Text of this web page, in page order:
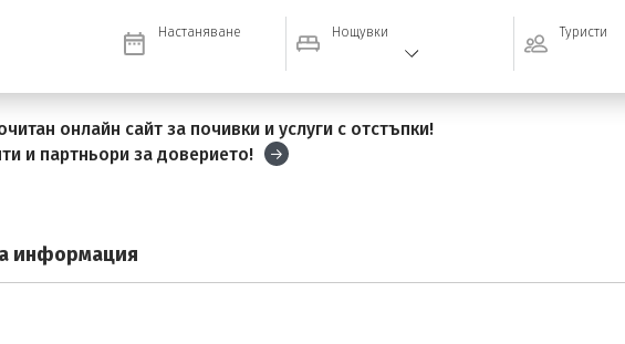
Настаняване Нощувки Туристи
онлайн сайт за почивки и услуги с отстъпки!
и партньори за доверието!
информация